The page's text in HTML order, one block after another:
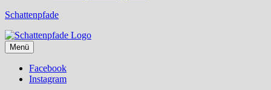
Schattenpfade
Menü
Facebook
Instagram